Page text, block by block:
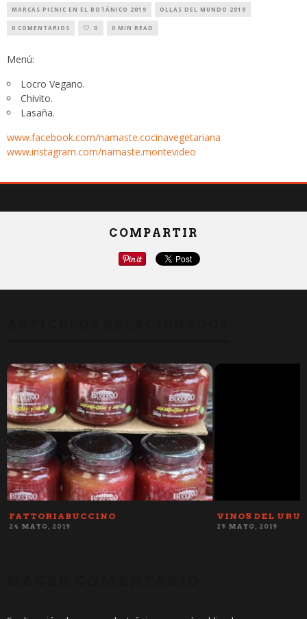
MARCAS PICNIC EN EL BOTÁNICO 2019 OLLAS DEL MUNDO 2019
0 COMENTARIOS 0 0 MIN READ
Menú:
Locro Vegano.
Chivito.
Lasaña.
www.facebook.com/namaste.cocinavegetariana
www.instagram.com/namaste.montevideo
COMPARTIR
FATTORIABUCCINO
24 MAYO, 2019
VINOS DEL
29 MAYO, 2019